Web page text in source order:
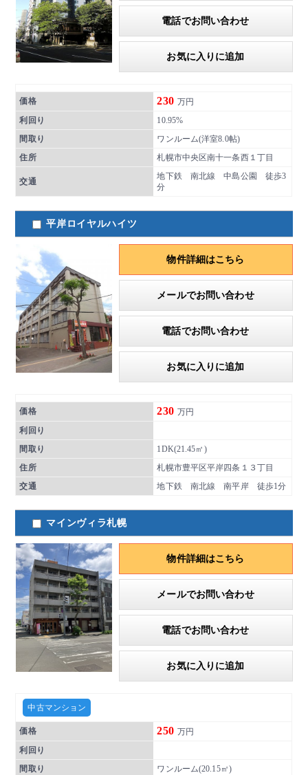
電話でお問い合わせ
お気に入りに追加
価格 230 万円
利回り
10.95%
間取り
ワンルーム(洋室8.0帖)
住所
札幌市中央区南十一条西１丁目
交通
地下鉄 南北線 中島公園 徒歩3
分
平岸ロイヤルハイツ
物件詳細はこちら
メールでお問い合わせ
電話でお問い合わせ
お気に入りに追加
価格 230 万円
利回り
間取り
1DK(21.45㎡)
住所
札幌市豊平区平岸四条１３丁目
交通
地下鉄 南北線 南平岸 徒歩1分
マインヴィラ札幌
物件詳細はこちら
メールでお問い合わせ
電話でお問い合わせ
お気に入りに追加
中古マンション
価格 250 万円
利回り
間取り
ワンルーム(20.15㎡)